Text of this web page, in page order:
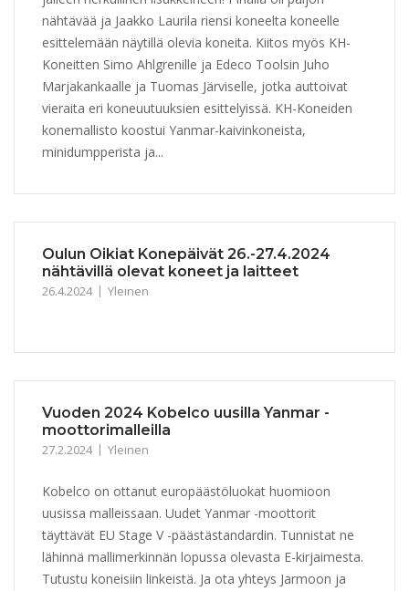
nähtävää ja Jaakko Laurila riensi koneelta koneelle
esittelemään näytillä olevia koneita. Kiitos myös KH-
Koneitten Simo Ahlgrenille ja Edeco Toolsin Juho
Marjakankaalle ja Tuomas Järviselle, jotka auttoivat
vieraita eri koneuutuuksien esittelyissä. KH-Koneiden
konemallisto koostui Yanmar-kaivinkoneista,
minidumpperista ja...
Oulun Oikiat Konepäivät 26.-27.4.2024
nähtävillä olevat koneet ja laitteet
26.4.2024 Yleinen
Vuoden 2024 Kobelco uusilla Yanmar -
moottorimalleilla
27.2.2024 Yleinen
Kobelco on ottanut europäästöluokat huomioon
uusissa malleissaan. Uudet Yanmar -moottorit
täyttävät EU Stage V -päästästandardin. Tunnistat ne
lähinnä mallimerkinnän lopussa olevasta E-kirjaimesta.
Tutustu koneisiin linkeistä. Ja ota yhteys Jarmoon ja